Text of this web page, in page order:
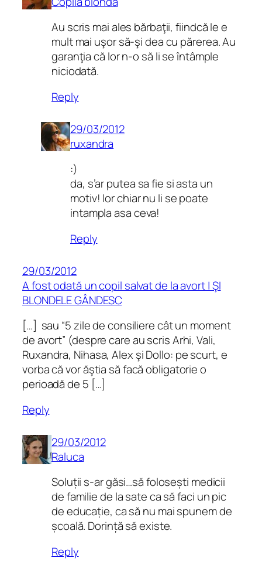
Au scris mai ales bărbaţii, fiindcă le e
mult mai uşor să-şi dea cu părerea. Au
garanţia că lor n-o să li se întâmple
niciodată.
Reply
29/03/2012
ruxandra
:)
da, s’ar putea sa fie si asta un
motiv! lor chiar nu li se poate
intampla asa ceva!
Reply
29/03/2012
A fost odată un copil salvat de la avort | ŞI
BLONDELE GÂNDESC
[…] sau “5 zile de consiliere cât un moment
de avort” (despre care au scris Arhi, Vali,
Ruxandra, Nihasa, Alex şi Dollo: pe scurt, e
vorba că vor ăştia să facă obligatorie o
perioadă de 5 […]
Reply
29/03/2012
Raluca
Soluții s-ar găsi…să folosești medicii
de familie de la sate ca să faci un pic
de educație, ca să nu mai spunem de
școală. Dorință să existe.
Reply